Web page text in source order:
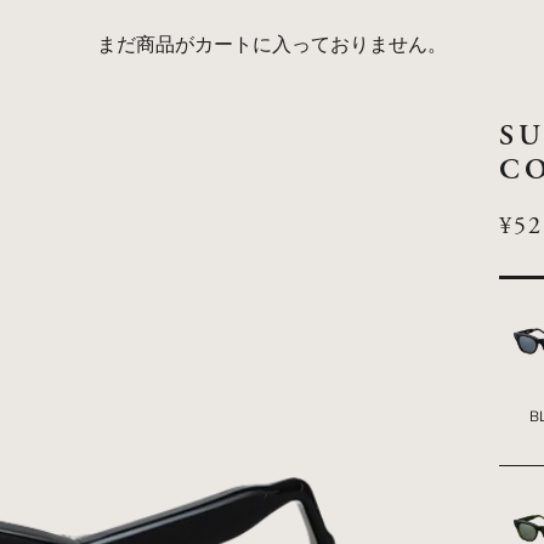
まだ商品がカートに入っておりません。